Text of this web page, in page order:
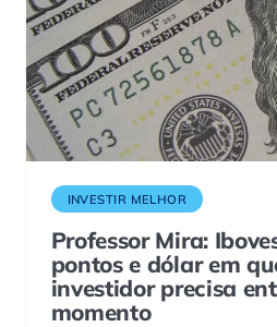
INVESTIR MELHOR
Professor Mira:
pontos e dólar em
investidor precisa
momento